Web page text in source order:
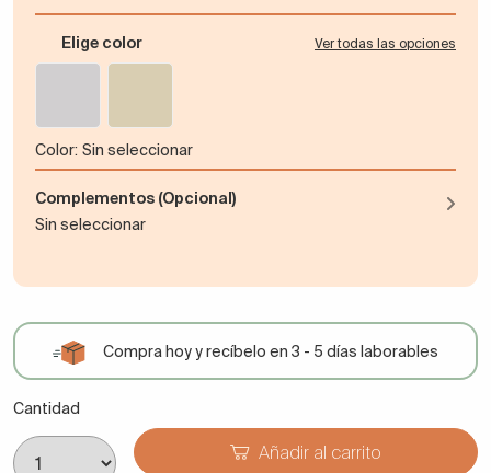
Elige color Ver todas las opciones
color: Sin seleccionar
Complementos (Opcional)
Sin seleccionar
Compra hoy y recíbelo en 3 - 5 días laborables
Cantidad
Añadir al carrito